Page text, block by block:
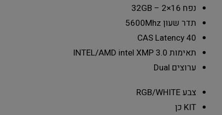
נפח 32GB – 2×16
תדר שעון 5600Mhz
CAS Latency40
תאימות INTEL/AMD intel XMP 3.0
ערוצים Dual
צבעRGB/WHITE
KIT כן